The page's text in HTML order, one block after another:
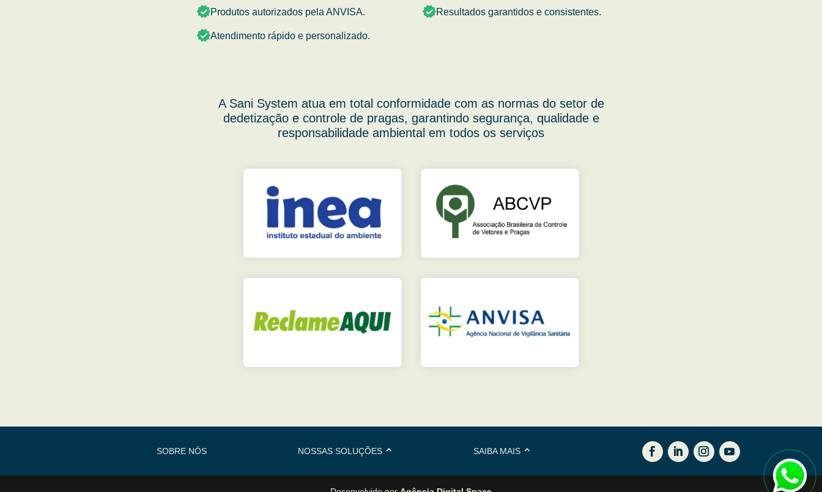
Produtos autorizados pela ANVISA.
Atendimento rápido e personalizado.
Resultados garantidos e consistentes.
A Sani System atua em total conformidade com as normas do setor de
dedetização e controle de pragas, garantindo segurança, qualidade e
responsabilidade ambiental em todos os serviços
SOBRE NÓS NOSSAS SOLUÇÕES SAIBA MAIS